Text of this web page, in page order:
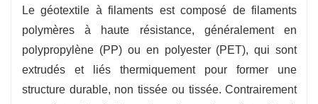
performances globales durables dans des
environnements difficiles.
Le géotextile à filaments est composé de filaments
polymères à haute résistance, généralement en
polypropylène (PP) ou en polyester (PET), qui sont
extrudés et liés thermiquement pour former une
structure durable, non tissée ou tissée. Contrairement